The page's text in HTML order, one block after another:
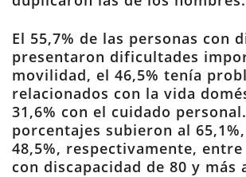
El 55,7% de las personas con
presentaron dificultades
movilidad, el 46,5% tenía
relacionados con la vida
31,6% con el cuidado
porcentajes subieron al
48,5%, respectivamente,
con discapacidad de 80 y más